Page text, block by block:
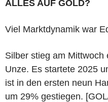
ALLES AUF GOLD?
Viel Marktdynamik war
Silber stieg am
Unze. Es startete 2025
ist in den ersten neun
um 29% gestiegen.